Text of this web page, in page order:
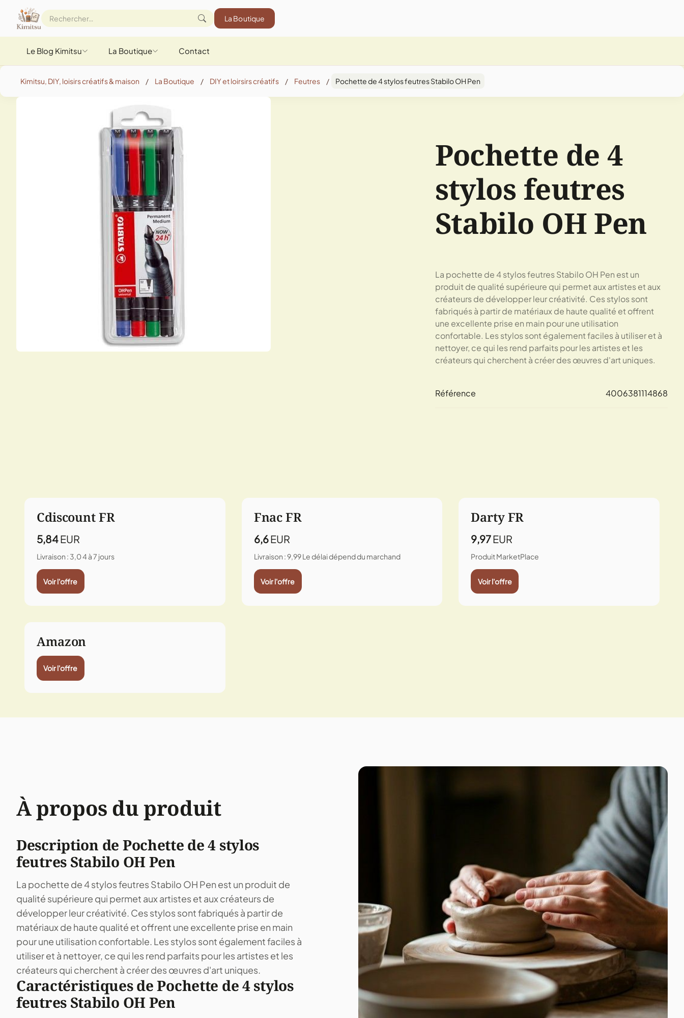
La Boutique
Le Blog Kimitsu La Boutique Contact
Kimitsu, DIY, loisirs créatifs & maison / La Boutique / DIY et loirsirs créatifs / Feutres / Pochette de 4 stylos feutres Stabilo OH Pen
Pochette de 4
stylos feutres
Stabilo OH Pen
La pochette de 4 stylos feutres Stabilo OH Pen est un
produit de qualité supérieure qui permet aux artistes et aux
créateurs de développer leur créativité. Ces stylos sont
fabriqués à partir de matériaux de haute qualité et offrent
une excellente prise en main pour une utilisation
confortable. Les stylos sont également faciles à utiliser et à
nettoyer, ce qui les rend parfaits pour les artistes et les
créateurs qui cherchent à créer des œuvres d'art uniques.
Référence 4006381114868
Cdiscount FR
5,84EUR
Livraison : 3,04 à 7 jours
Voir l'offre
Fnac FR
6,6EUR
Livraison : 9,99Le délai dépend du marchand
Voir l'offre
Darty FR
9,97EUR
Produit MarketPlace
Voir l'offre
Amazon
Voir l'offre
À propos du produit
Description de Pochette de 4 stylos
feutres Stabilo OH Pen
La pochette de 4 stylos feutres Stabilo OH Pen est un produit de
qualité supérieure qui permet aux artistes et aux créateurs de
développer leur créativité. Ces stylos sont fabriqués à partir de
matériaux de haute qualité et offrent une excellente prise en main
pour une utilisation confortable. Les stylos sont également faciles à
utiliser et à nettoyer, ce qui les rend parfaits pour les artistes et les
créateurs qui cherchent à créer des œuvres d'art uniques.
Caractéristiques de Pochette de 4 stylos
feutres Stabilo OH Pen